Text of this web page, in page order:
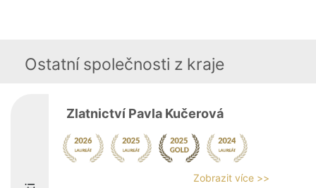
Ostatní společnosti z kraje
Zlatnictví Pavla Kučerová
Zobrazit více >>